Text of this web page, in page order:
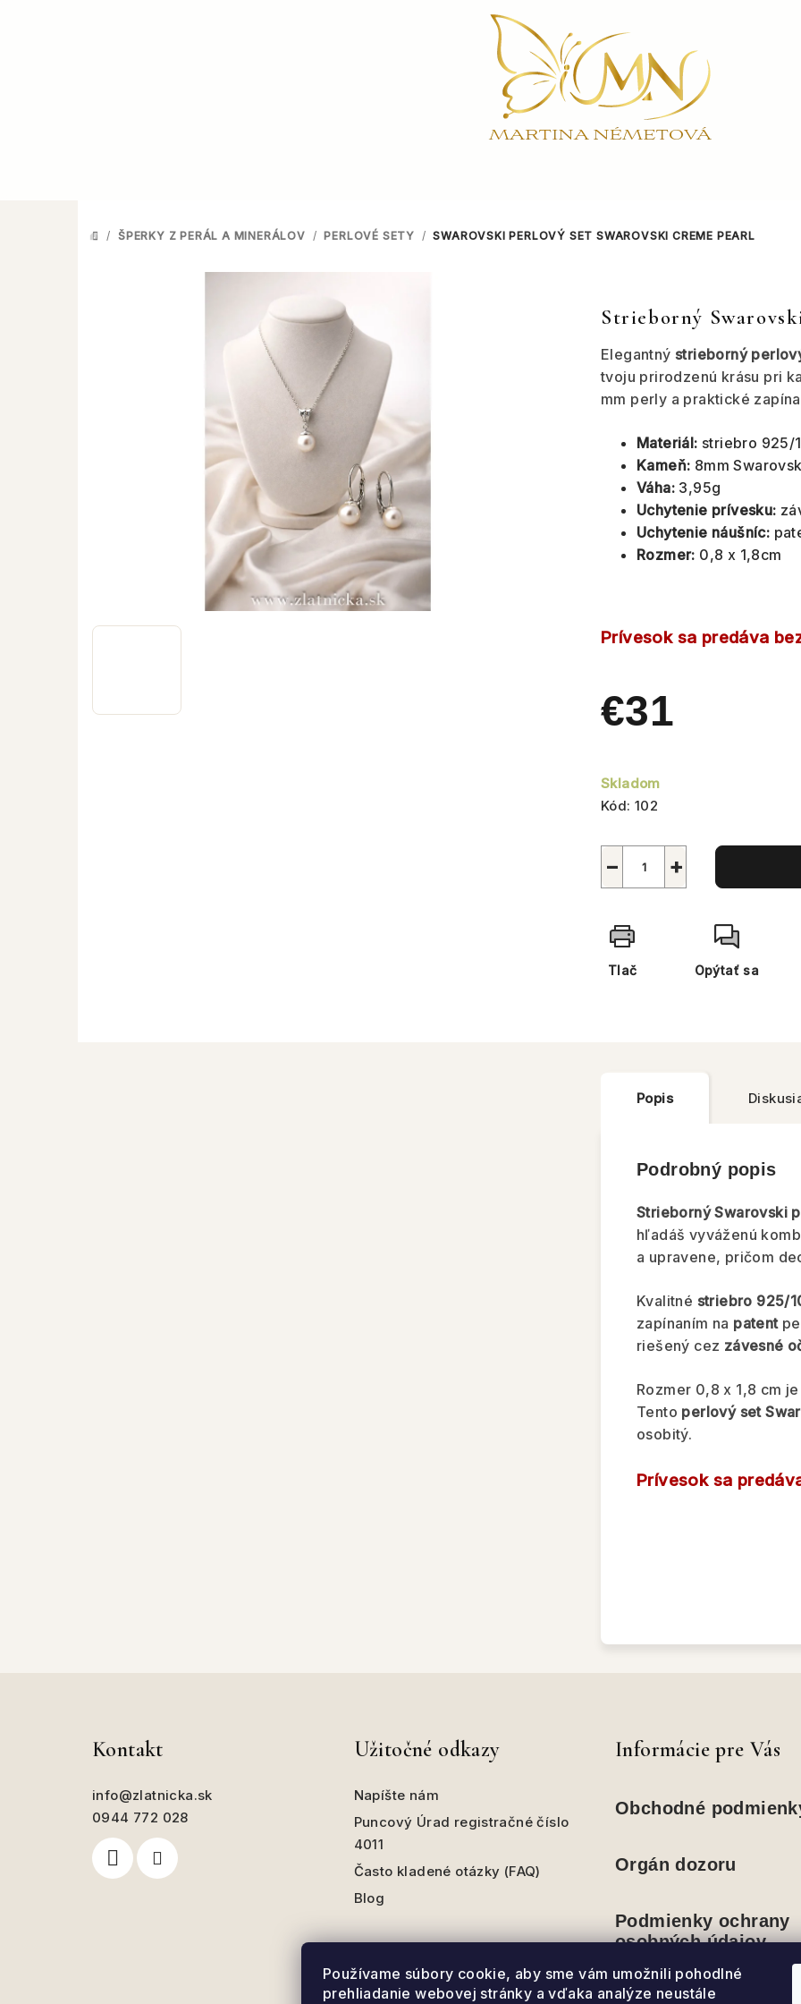
Používame súbory cookie, aby sme vám umožnili pohodlné
prehliadanie webovej stránky a vďaka analýze neustále
DOMOV
/ ŠPERKY Z PERÁL A MINERÁLOV / PERLOVÉ SETY / SWAROVSKI PERLOVÝ SET SWAROVSKI CREME PEARL
Strieborný
Elegantný strieborný
tvoju prirodzenú krásu pri
mm perly a praktické
Materiál: striebro 925/
Kameň: 8mm
Váha: 3,95g
Uchytenie prívesku:
Uchytenie náušníc:
Rozmer: 0,8 x 1,8cm
Prívesok sa predáva
€31
cena:
Skladom
Kód: 102
+
−
Tlač Opýtať sa
Popis
Podrobný popis
Strieborný Swarovski
hľadáš vyváženú
a upravene, pričom
Kvalitné striebro 925/
zapínaním na patent
riešený cez závesné
Rozmer 0,8 x 1,8 cm
Tento perlový set
osobitý.
Prívesok sa
Kontakt
info@zlatnicka.sk
0944 772 028
Užitočné odkazy
Napíšte nám
Puncový Úrad registračné číslo
4011
Často kladené otázky (FAQ)
Blog
Informácie pre Vás
Obchodné
Orgán dozoru
Podmienky ochrany
osobných údajov
Reklamačné